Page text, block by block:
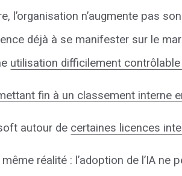
l’organisation n’augmente pas
déjà à se manifester sur le
utilisation difficilement contrôlable
fin à un classement interne
autour de certaines licences
réalité : l’adoption de l’IA ne